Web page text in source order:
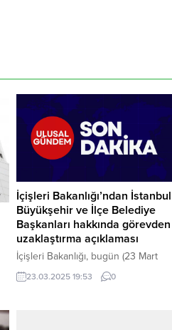
İçişleri Bakanlığı’ndan İstanbul
Büyükşehir ve İlçe Belediye
Başkanları hakkında görevden
uzaklaştırma açıklaması
İçişleri Bakanlığı, bugün (23 Mart
2025) yaptığı basın açıklamasıyla
İstanbul Büyükşehir Belediye
23.03.2025 19:53 0